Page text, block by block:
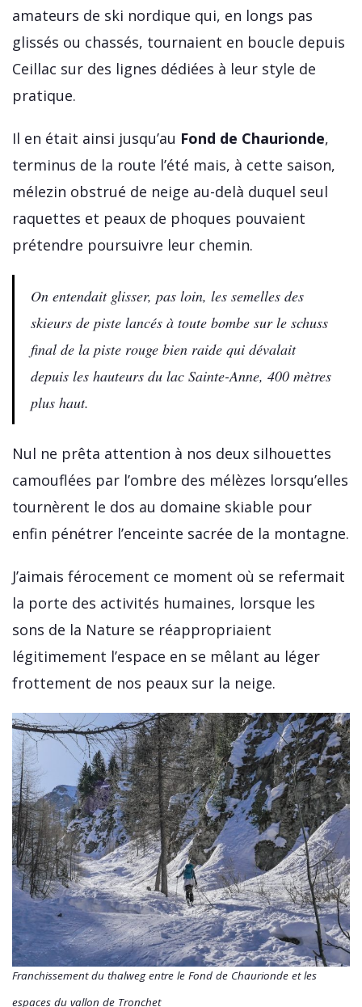
amateurs de ski nordique qui, en longs pas
glissés ou chassés, tournaient en boucle depuis
Ceillac sur des lignes dédiées à leur style de
pratique.
Il en était ainsi jusqu’au Fond de Chaurionde,
terminus de la route l’été mais, à cette saison,
mélezin obstrué de neige au-delà duquel seul
raquettes et peaux de phoques pouvaient
prétendre poursuivre leur chemin.
On entendait glisser, pas loin, les semelles des
skieurs de piste lancés à toute bombe sur le schuss
final de la piste rouge bien raide qui dévalait
depuis les hauteurs du lac Sainte-Anne, 400 mètres
plus haut.
Nul ne prêta attention à nos deux silhouettes
camouflées par l’ombre des mélèzes lorsqu’elles
tournèrent le dos au domaine skiable pour
enfin pénétrer l’enceinte sacrée de la montagne.
J’aimais férocement ce moment où se refermait
la porte des activités humaines, lorsque les
sons de la Nature se réappropriaient
légitimement l’espace en se mêlant au léger
frottement de nos peaux sur la neige.
Franchissement du thalweg entre le Fond de Chaurionde et les
espaces du vallon de Tronchet